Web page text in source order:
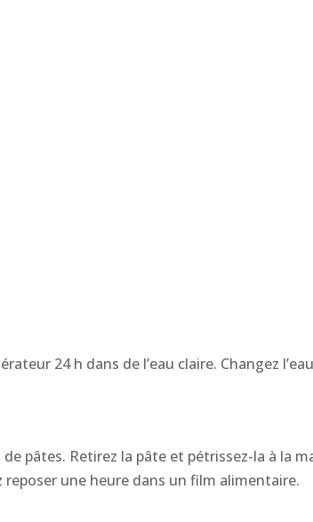
24 h dans de l’eau claire. Changez l’eau
pâtes. Retirez la pâte et pétrissez-la à la
une heure dans un film alimentaire.